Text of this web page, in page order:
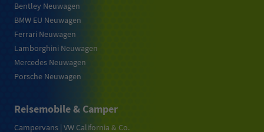
Bentley Neuwagen
BMW EU Neuwagen
Ferrari Neuwagen
Lamborghini Neuwagen
Mercedes Neuwagen
Porsche Neuwagen
Reisemobile & Camper
Campervans | VW California & Co.